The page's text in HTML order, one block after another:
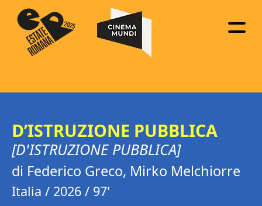
D’ISTRUZIONE PUBBLICA
[D'ISTRUZIONE PUBBLICA]
di Federico Greco, Mirko Melchiorre
Italia / 2026 / 97'